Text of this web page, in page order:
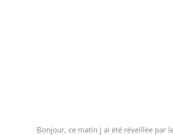
Bonjour, ce matin j ai été réveillée par